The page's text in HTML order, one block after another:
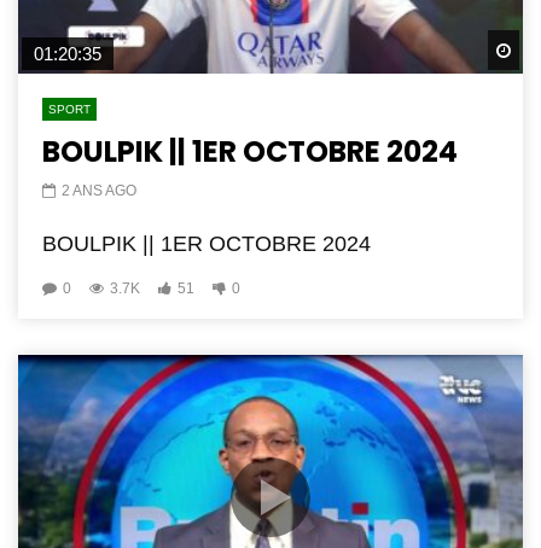
01:20:35
SPORT
BOULPIK || 1ER OCTOBRE 2024
2 ANS AGO
BOULPIK || 1ER OCTOBRE 2024
0 3.7K 51 0